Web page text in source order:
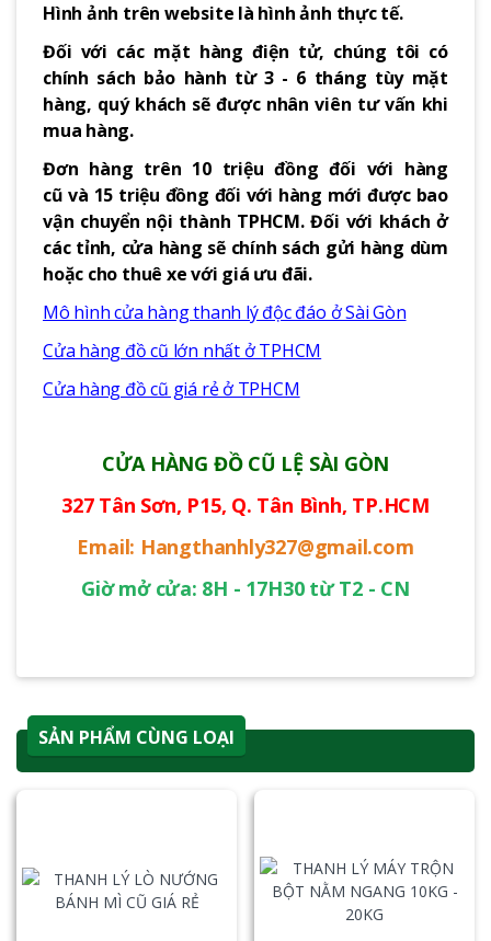
Hình ảnh trên website là hình ảnh thực tế.
Đối với các mặt hàng điện tử, chúng tôi có
chính sách bảo hành từ 3 - 6 tháng tùy mặt
hàng, quý khách sẽ được nhân viên tư vấn khi
mua hàng.
Đơn hàng trên 10 triệu đồng đối với hàng
cũ và 15 triệu đồng đối với hàng mới được bao
vận chuyển nội thành TPHCM. Đối với khách ở
các tỉnh, cửa hàng sẽ chính sách gửi hàng dùm
hoặc cho thuê xe với giá ưu đãi.
Mô hình cửa hàng thanh lý độc đáo ở Sài Gòn
Cửa hàng đồ cũ lớn nhất ở TPHCM
Cửa hàng đồ cũ giá rẻ ở TPHCM
CỬA HÀNG ĐỒ CŨ LỆ SÀI GÒN
327 Tân Sơn, P15, Q. Tân Bình, TP.HCM
Email: Hangthanhly327@gmail.com
Giờ mở cửa: 8H - 17H30 từ T2 - CN
SẢN PHẨM CÙNG LOẠI